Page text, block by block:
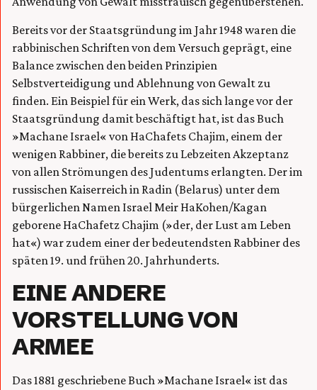
Bereits vor der Staatsgründung im Jahr 1948 waren die
rabbinischen Schriften von dem Versuch geprägt, eine
Balance zwischen den beiden Prinzipien
Selbstverteidigung und Ablehnung von Gewalt zu
finden. Ein Beispiel für ein Werk, das sich lange vor der
Staatsgründung damit beschäftigt hat, ist das Buch
»Machane Israel« von HaChafets Chajim, einem der
wenigen Rabbiner, die bereits zu Lebzeiten Akzeptanz
von allen Strömungen des Judentums erlangten. Der im
russischen Kaiserreich in Radin (Belarus) unter dem
bürgerlichen Namen Israel Meir HaKohen/Kagan
geborene HaChafetz Chajim (»der, der Lust am Leben
hat«) war zudem einer der bedeutendsten Rabbiner des
späten 19. und frühen 20. Jahrhunderts.
EINE ANDERE
VORSTELLUNG VON
ARMEE
Das 1881 geschriebene Buch »Machane Israel« ist das